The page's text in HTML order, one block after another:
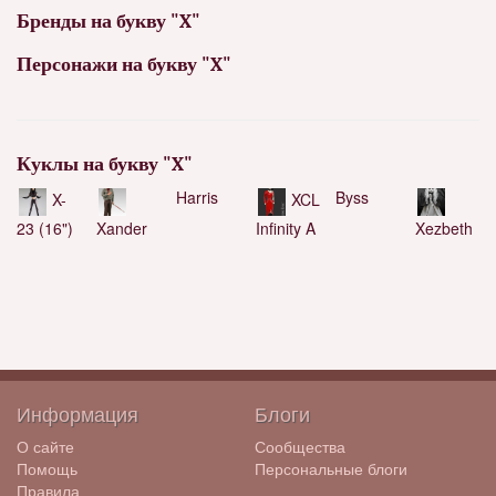
Бренды на букву "X"
Персонажи на букву "X"
Куклы на букву "X"
X-
23 (16")
Xander
Harris
XCL
Infinity A
Byss
Xezbeth
Информация
О сайте
Помощь
Правила
Блоги
Сообщества
Персональные блоги